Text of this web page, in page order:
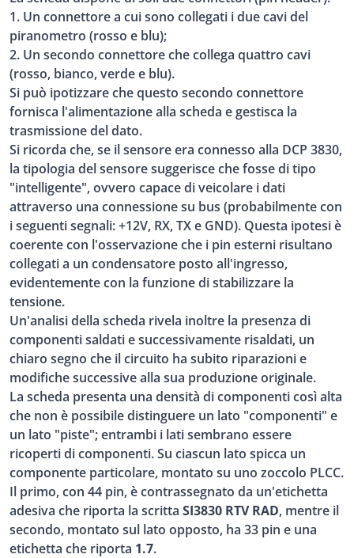
1. Un connettore a cui sono collegati i due cavi del
piranometro (rosso e blu);
2. Un secondo connettore che collega quattro cavi
(rosso, bianco, verde e blu).
Si può ipotizzare che questo secondo connettore
fornisca l'alimentazione alla scheda e gestisca la
trasmissione del dato.
Si ricorda che, se il sensore era connesso alla DCP 3830,
la tipologia del sensore suggerisce che fosse di tipo
"intelligente", ovvero capace di veicolare i dati
attraverso una connessione su bus (probabilmente con
i seguenti segnali: +12V, RX, TX e GND). Questa ipotesi è
coerente con l'osservazione che i pin esterni risultano
collegati a un condensatore posto all'ingresso,
evidentemente con la funzione di stabilizzare la
tensione.
Un'analisi della scheda rivela inoltre la presenza di
componenti saldati e successivamente risaldati, un
chiaro segno che il circuito ha subito riparazioni e
modifiche successive alla sua produzione originale.
La scheda presenta una densità di componenti così alta
che non è possibile distinguere un lato "componenti" e
un lato "piste"; entrambi i lati sembrano essere
ricoperti di componenti. Su ciascun lato spicca un
componente particolare, montato su uno zoccolo PLCC.
Il primo, con 44 pin, è contrassegnato da un'etichetta
adesiva che riporta la scritta SI3830 RTV RAD, mentre il
secondo, montato sul lato opposto, ha 33 pin e una
etichetta che riporta 1.7.